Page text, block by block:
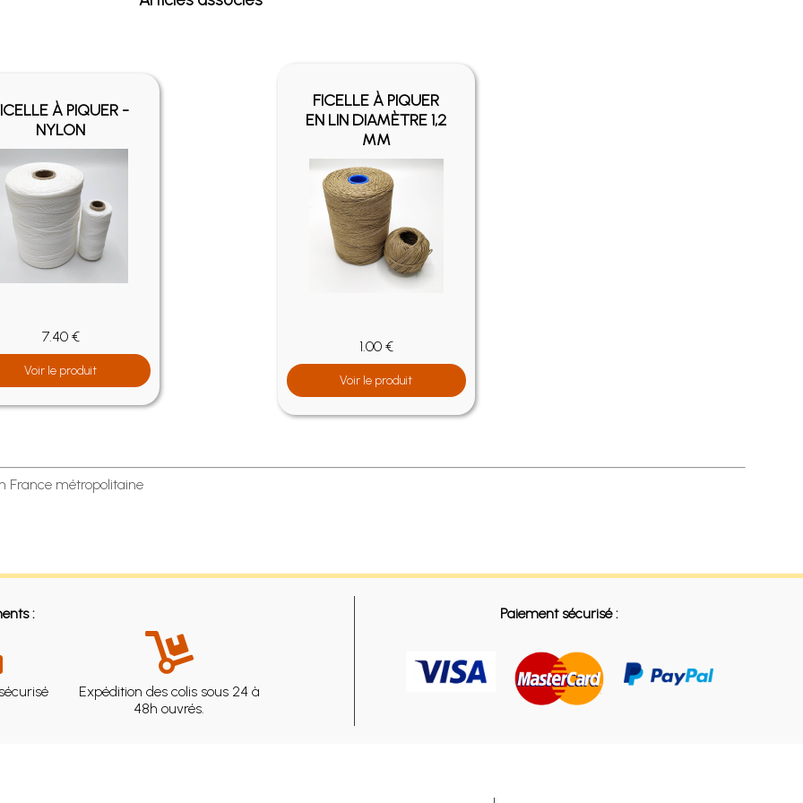
À PIQUER -
NYLON
7.40 €
Voir le produit
FICELLE À PIQUER
EN LIN DIAMÈTRE 1,2
MM
1.00 €
Voir le produit
France métropolitaine
:
Expédition des colis sous 24 à
48h ouvrés.
Paiement sécurisé :